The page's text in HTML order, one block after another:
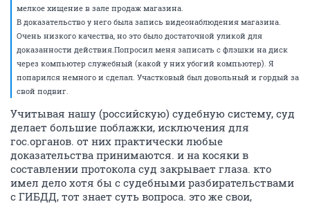
мелкое хищение в зале продаж магазина.
В доказательство у него была запись видеонаблюдения магазина.
Очень низкого качества, но это было достаточной уликой для
доказанности действия.Попросил меня записать с флэшки на диск
через компьютер служебный (какой у них убогий компьютер). Я
попарился немного и сделал. Участковый был довольный и гордый за
свой подвиг.
Учитывая нашу (российскую) судебную систему, суд
делает большие поблажки, исключения для
гос.органов. от них практически любые
доказательства принимаются. и на косяки в
составлении протокола суд закрывает глаза. кто
имел дело хотя бы с судебными разбирательствами
с ГИБДД, тот знает суть вопроса. это же свои,